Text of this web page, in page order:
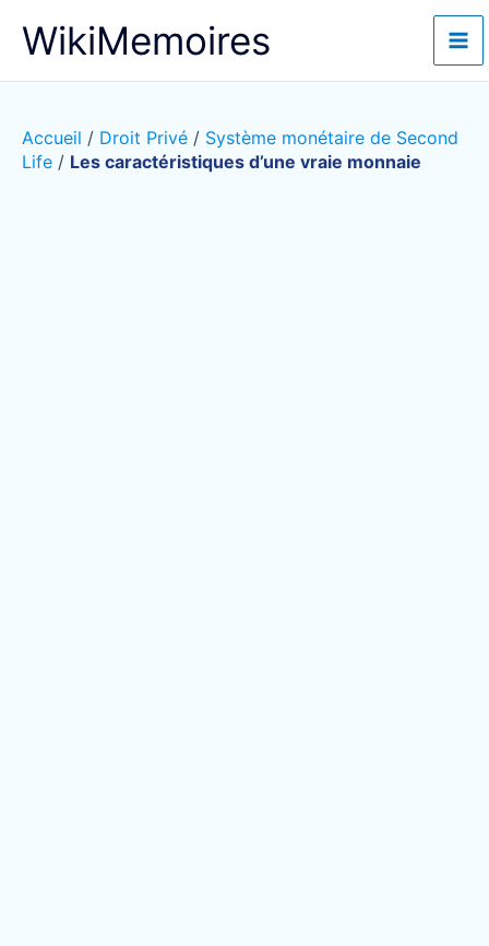
WikiMemoires
Accueil / Droit Privé / Système monétaire de Second
Life / Les caractéristiques d’une vraie monnaie